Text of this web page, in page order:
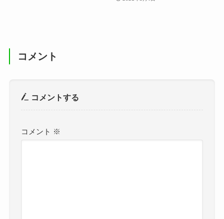
コメント
コメントする
コメント ※